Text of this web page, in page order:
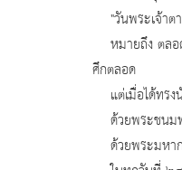
"วันพระเจ้าต
หมายถึง ตลอ
ศึกตลอด
แต่เมื่อได้ทร
ด้วยพระชนม
ด้วยพระมหา